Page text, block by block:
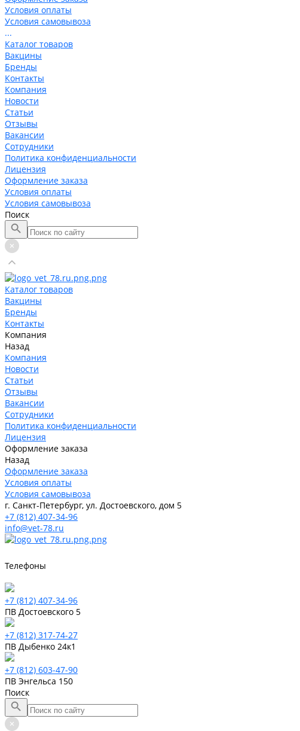
Условия оплаты
Условия самовывоза
...
Каталог товаров
Вакцины
Бренды
Контакты
Компания
Новости
Статьи
Отзывы
Вакансии
Сотрудники
Политика конфиденциальности
Лицензия
Оформление заказа
Условия оплаты
Условия самовывоза
Поиск
Каталог товаров
Вакцины
Бренды
Контакты
Компания
Назад
Компания
Новости
Статьи
Отзывы
Вакансии
Сотрудники
Политика конфиденциальности
Лицензия
Оформление заказа
Назад
Оформление заказа
Условия оплаты
Условия самовывоза
г. Санкт-Петербург, ул. Достоевского, дом 5
+7 (812) 407-34-96
info@vet-78.ru
Телефоны
+7 (812) 407-34-96
ПВ Достоевского 5
+7 (812) 317-74-27
ПВ Дыбенко 24к1
+7 (812) 603-47-90
ПВ Энгельса 150
Поиск